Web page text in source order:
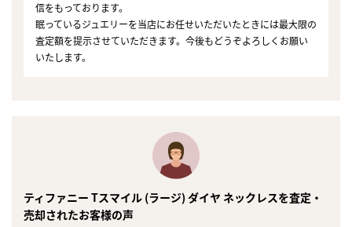
信をもっております。
眠っているジュエリーを当店にお任せいただいたときには最大限の
査定額を提示させていただきます。今後もどうぞよろしくお願い
いたします。
ティファニー Tスマイル (ラージ) ダイヤ ネックレスを査定・
売却されたお客様の声